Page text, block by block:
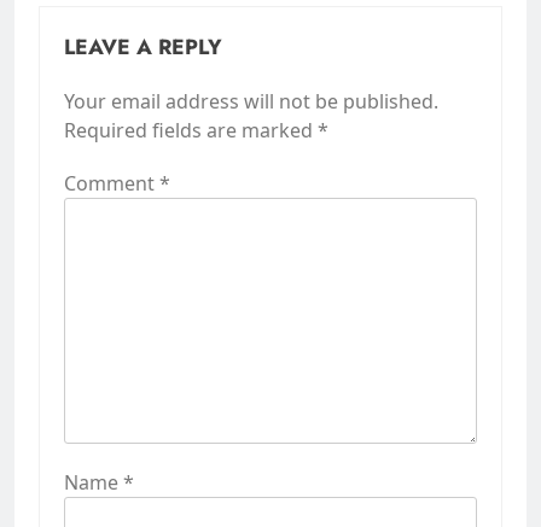
LEAVE A REPLY
Your email address will not be published.
Required fields are marked *
Comment*
Name*